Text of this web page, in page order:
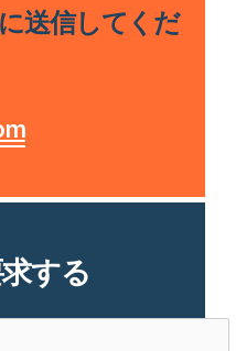
送信してくだ
する